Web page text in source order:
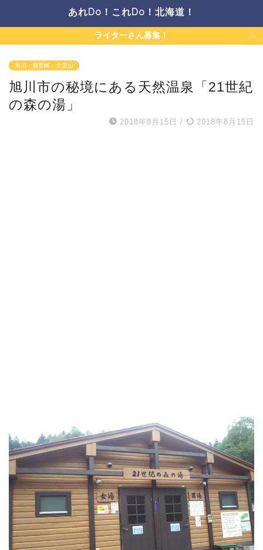
あれDo！これDo！北海道！
ライターさん募集！
旭川・層雲峡・大雪山
旭川市の秘境にある天然温泉「21世紀
の森の湯」
2018年8月15日 / 2018年8月15日